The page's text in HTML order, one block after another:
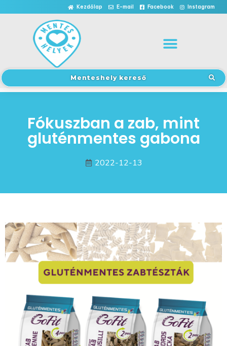
Kezdőlap E-mail Facebook Instagram
Menteshely kereső
Fókuszban a zab, mint
gluténmentes gabona
2022-12-13